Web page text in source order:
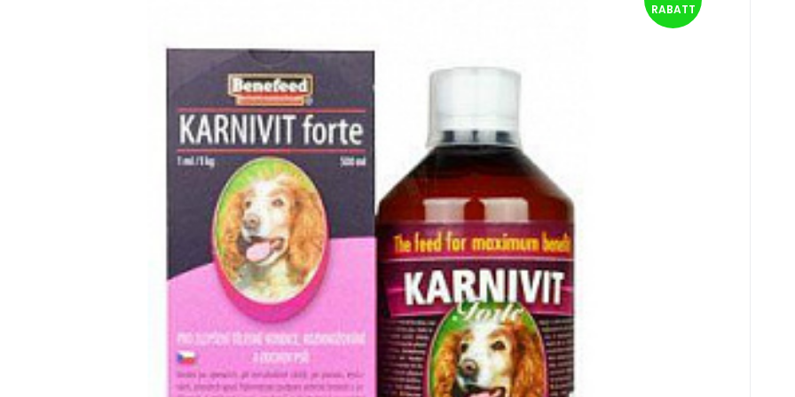
RABATT
Favorit
Vergleichen Sie
Felkészítés a fizikai állapot javítására, a szaporodásra és a kölyökkutya-nevelésre. Olyan anyagok s